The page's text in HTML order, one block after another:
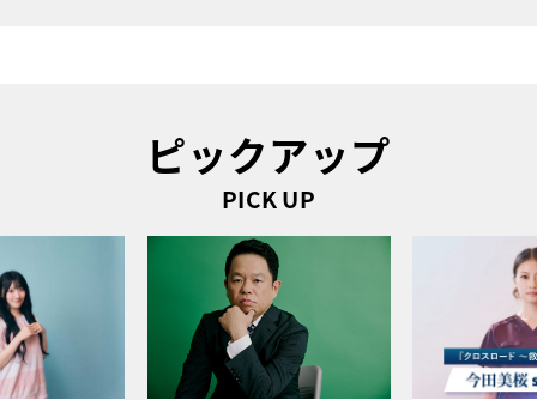
ピックアップ
PICK UP